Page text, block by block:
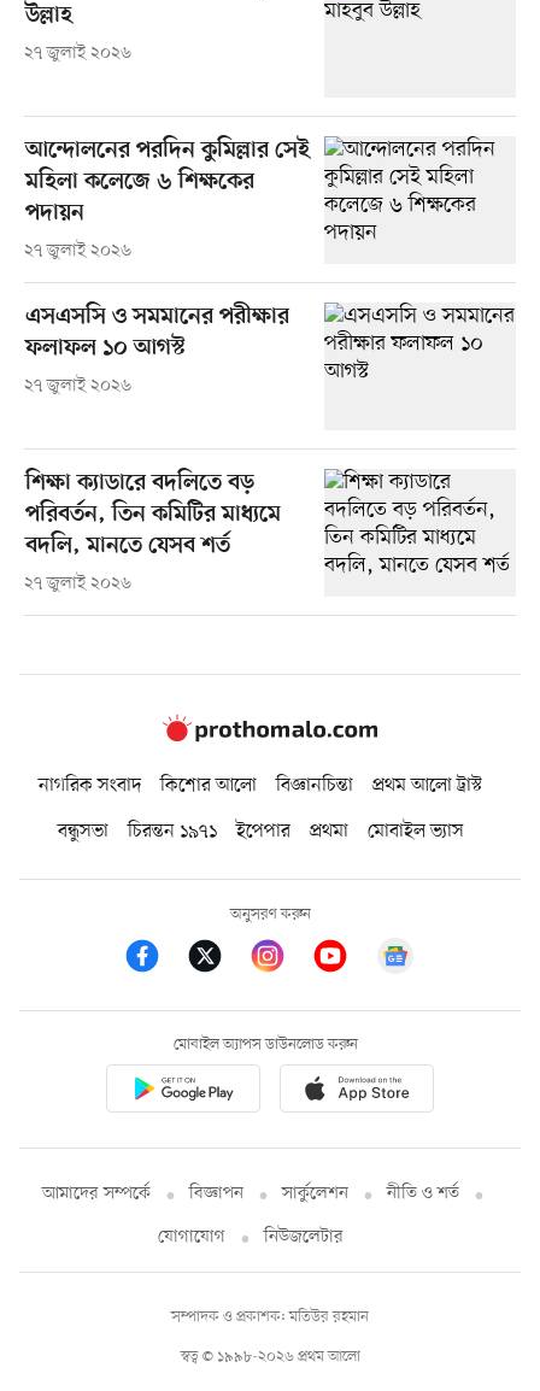
উল্লাহ
২৭ জুলাই ২০২৬
আন্দোলনের পরদিন কুমিল্লার সেই
মহিলা কলেজে ৬ শিক্ষকের
পদায়ন
২৭ জুলাই ২০২৬
এসএসসি ও সমমানের পরীক্ষার
ফলাফল ১০ আগস্ট
২৭ জুলাই ২০২৬
শিক্ষা ক্যাডারে বদলিতে বড়
পরিবর্তন, তিন কমিটির মাধ্যমে
বদলি, মানতে যেসব শর্ত
২৭ জুলাই ২০২৬
নাগরিক সংবাদ কিশোর আলো বিজ্ঞানচিন্তা
প্রথম আলো ট্রাস্ট
বন্ধুসভা
চিরন্তন ১৯৭১ ইপেপার প্রথমা মোবাইল ভ্যাস
অনুসরণ করুন
মোবাইল অ্যাপস ডাউনলোড করুন
আমাদের সম্পর্কে বিজ্ঞাপন সার্কুলেশন
নীতি ও শর্ত
যোগাযোগ
নিউজলেটার
স্বত্ব © ১৯৯৮-২০২৬ প্রথম আলো
সম্পাদক ও প্রকাশক: মতিউর রহমান